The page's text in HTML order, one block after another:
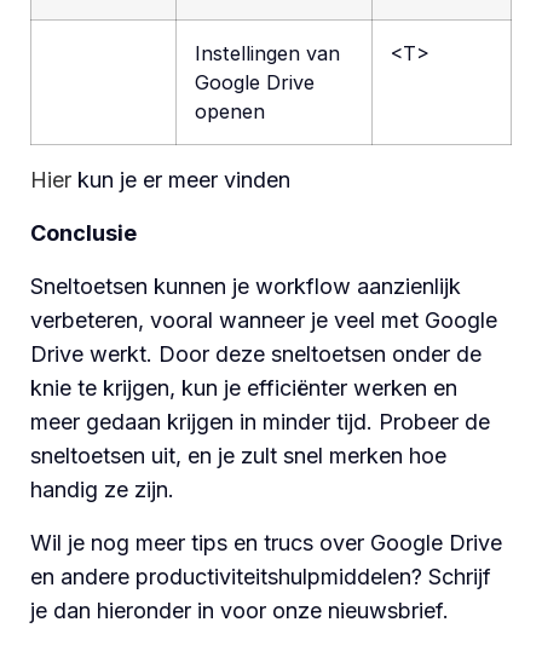
Instellingen van
Google Drive
openen
<T>
Hier kun je er meer vinden
Conclusie
Sneltoetsen kunnen je workflow aanzienlijk
verbeteren, vooral wanneer je veel met Google
Drive werkt. Door deze sneltoetsen onder de
knie te krijgen, kun je efficiënter werken en
meer gedaan krijgen in minder tijd. Probeer de
sneltoetsen uit, en je zult snel merken hoe
handig ze zijn.
Wil je nog meer tips en trucs over Google Drive
en andere productiviteitshulpmiddelen? Schrijf
je dan hieronder in voor onze nieuwsbrief.